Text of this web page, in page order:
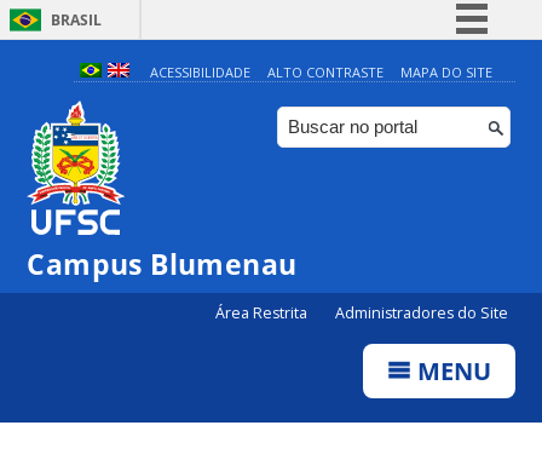
BRASIL
Simplifique!
Comunica BR
Participe
ACESSIBILIDADE ALTO CONTRASTE MAPA DO SITE
Campus Blumenau
Área Restrita Administradores do Site
MENU